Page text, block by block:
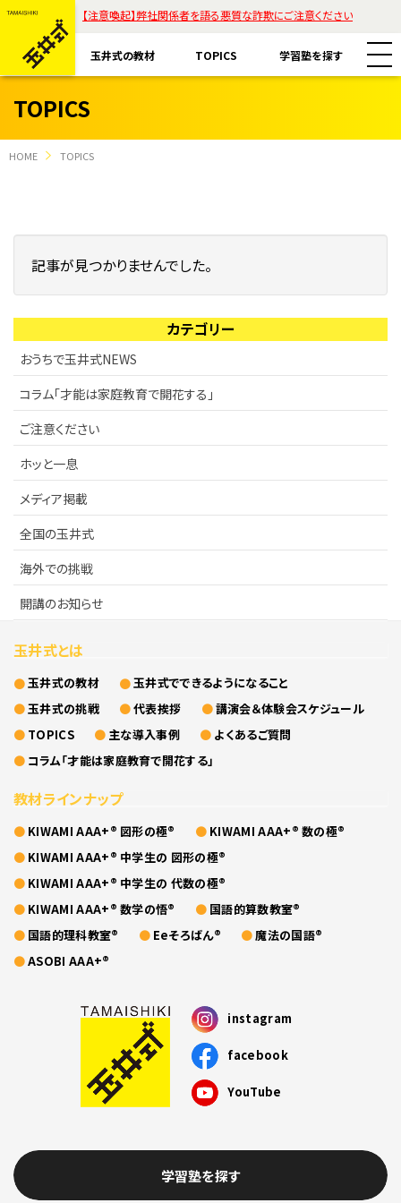
【注意喚起】弊社関係者を語る悪質な詐欺にご注意ください
玉井式の教材 TOPICS 学習塾を探す
玉井式国語的理科教室
魔法の国語
KIWAMI AAA+ 図形の極
KIWAMI AAA+ 中学生の 図形の極
KIWAMI AAA+ 中学生の 代数の極
KIWAMI AAA+ 数学の悟
玉井式の挑戦
保護者様のお声
コラム「才能は家庭教育で開花する」
全国の玉井式
海外での挑戦
エリアから探す
リストから探す
TOPICS
HOME TOPICS
記事が見つかりませんでした。
カテゴリー
おうちで玉井式NEWS
コラム「才能は家庭教育で開花する」
ご注意ください
ホッと一息
メディア掲載
全国の玉井式
海外での挑戦
開講のお知らせ
玉井式とは
玉井式の教材
玉井式でできるようになること
玉井式の挑戦
代表挨拶
講演会＆体験会スケジュール
TOPICS
主な導入事例
よくあるご質問
コラム「才能は家庭教育で開花する」
教材ラインナップ
KIWAMI AAA+® 図形の極®
KIWAMI AAA+® 数の極®
KIWAMI AAA+® 中学生の 図形の極®
KIWAMI AAA+® 中学生の 代数の極®
KIWAMI AAA+® 数学の悟®
国語的算数教室®
国語的理科教室®
Eeそろばん®
魔法の国語®
ASOBI AAA+®
instagram
facebook
YouTube
学習塾を探す